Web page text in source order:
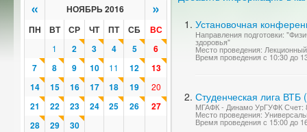
« НОЯБРЬ 2016 »
ПН ВТ СР ЧТ ПТ СБ ВС
1 2 3 4 5
6
7
8 9 10 11 12
13
14
15 16 17 18 19 20
21 22 23 24 25 26
27
28
29 30
Установочная
Направления подготовки:
здоровья"
Место проведения:
Время проведения с 10:30 до
Студенческая лига ВТБ
МГАФК - Динамо УрГУФК Счет:
Место проведения:
Время проведения с 15:00 до